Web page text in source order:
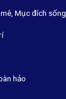
Mục đích sống
hảo